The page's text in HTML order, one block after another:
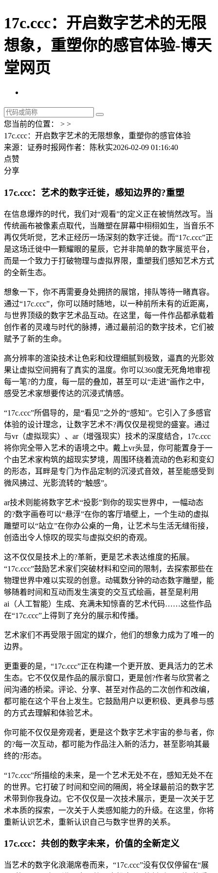
17c.ccc：开启数字艺术的无限
想象，重塑你的感官体验-博天
堂网页
您当前的位置： > >
17c.ccc：开启数字艺术的无限想象，重塑你的感官体验
来源：证券时报网作者：陈秋实2026-02-09 01:16:40
点赞
分享
17c.ccc：艺术的数字迁徙，感知边界的?重塑
在信息爆炸的时代，我们对“观看”的定义正在被悄然改写。当
传统画布被像素点取代，当雕塑在屏幕中栩栩如生，当音乐不
再仅凭听觉，艺术正经历一场深刻的数字迁徙。而“17c.ccc”正
是这场迁徙中一颗耀眼的星辰，它并非简单的数字展览平台，
而是一个致力于打破物理与虚拟界限，重塑我们感知艺术方式
的全新生态。
想象一下，你不再需要身处拥挤的展馆，排队等待一睹真容。
通过“17c.ccc”，你可以随时随地，以一种前所未有的近距离，
与世界顶级的数字艺术品互动。在这里，每一件作品都承载着
创作者的灵魂与时代的脉搏，通过最前沿的数字技术，它们被
赋予了新的生命。
高分辨率的渲染技术让色彩和纹理细腻到极致，逼真的光影效
果让虚拟空间拥有了真实的温度。你可以360度无死角地审视
每一笔?的力度，每一层的叠加，甚至可以“走进”画作之中，
感受艺术家想要传达的沉浸式情感。
“17c.ccc”所倡导的，是“看见”之外的“感知”。它引入了多感官
体验的设计理念，让数字艺术不?再仅仅是视觉的盛宴。通过
与vr（虚拟现实）、ar（增强现实）技术的深度结合，17c.ccc
将你完全带入艺术的语境之中。戴上vr头显，你可能置身于一
个由艺术家构筑的超现实梦境，周围环绕着流动的色彩和变幻
的形态，耳畔是专门为作品定制的沉浸式音效，甚至能感受到
微风拂过、光影流转的“触感”。
ar技术则能将数字艺术“投影”到你的现实世界中，一幅动态
的?数字画卷可以“悬浮”在你的客厅墙壁上，一个生动的虚拟
雕塑可以“站立”在你办公桌的一角，让艺术与生活无缝衔接，
创造出令人惊叹的现实与虚拟交织的奇观。
这不仅仅是技术上的?革新，更是艺术表达维度的拓展。
“17c.ccc”鼓励艺术家们突破材料和空间的限制，去探索那些在
物理世界中难以实现的创意。动辄数分钟的动态数字雕塑，能
够随着时间和互动而发生演变的交互式绘画，甚至是利用
ai（人工智能）生成、充满未知惊喜的艺术代码……这些作品
在“17c.ccc”上得到了充分的展示和传播。
艺术家们不再受限于固定的媒介，他们的想象力成为了唯一的
边界。
更重要的是，“17c.ccc”正在构建一个更开放、更具活力的艺术
生态。它不仅仅是作品的展示窗口，更是创?作者与欣赏者之
间沟通的桥梁。评论、分享、甚至对作品的二次创作和改编，
都可能在这个平台上发生。它鼓励用户以更积极、更具参与感
的方式去理解和体验艺术。
你可能不仅仅是旁观者，更是这个数字艺术宇宙的参与者，你
的?每一次互动，都可能为作品注入新的活力，甚至影响其最
终的?形态。
“17c.ccc”所描绘的未来，是一个艺术无处不在，感知无处不在
的世界。它打破了时间和空间的隔阂，将全球最前沿的数字艺
术带到你我身边。它不仅仅是一次技术展示，更是一次关于艺
术本质的探索，一次关于人类感知能力的升级。在这里，你将
重新认识艺术，重新认识自己与数字世界的关系。
17c.ccc：共创的数字未来，价值的全新定义
当艺术的数字化浪潮席卷而来，“17c.ccc”没有仅仅停留在“展